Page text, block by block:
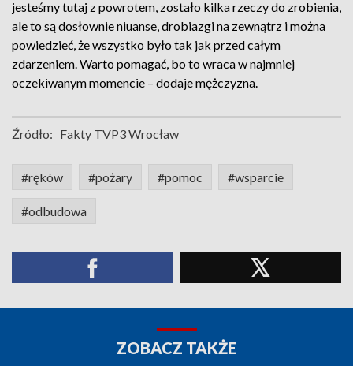
jesteśmy tutaj z powrotem, zostało kilka rzeczy do zrobienia,
ale to są dosłownie niuanse, drobiazgi na zewnątrz i można
powiedzieć, że wszystko było tak jak przed całym
zdarzeniem. Warto pomagać, bo to wraca w najmniej
oczekiwanym momencie – dodaje mężczyzna.
Źródło: Fakty TVP3 Wrocław
#ręków #pożary #pomoc #wsparcie
#odbudowa
ZOBACZ TAKŻE